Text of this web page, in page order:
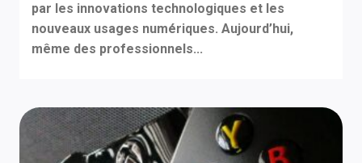
par les innovations technologiques et les
nouveaux usages numériques. Aujourd’hui,
même des professionnels...